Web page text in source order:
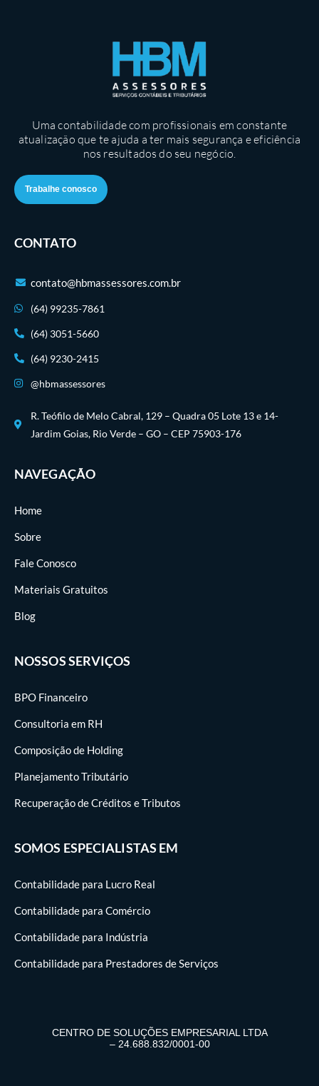
Uma contabilidade com profissionais em constante
atualização que te ajuda a ter mais segurança e eficiência
nos resultados do seu negócio.
Trabalhe conosco
CONTATO
contato@hbmassessores.com.br
(64) 99235-7861
(64) 3051-5660
(64) 9230-2415
@hbmassessores
R. Teófilo de Melo Cabral, 129 – Quadra 05 Lote 13 e 14-
Jardim Goias, Rio Verde – GO – CEP 75903-176
NAVEGAÇÃO
Home
Sobre
Fale Conosco
Materiais Gratuitos
Blog
NOSSOS SERVIÇOS
BPO Financeiro
Consultoria em RH
Composição de Holding
Planejamento Tributário
Recuperação de Créditos e Tributos
SOMOS ESPECIALISTAS EM
Contabilidade para Lucro Real
Contabilidade para Comércio
Contabilidade para Indústria
Contabilidade para Prestadores de Serviços
CENTRO DE SOLUÇÕES EMPRESARIAL LTDA
– 24.688.832/0001-00